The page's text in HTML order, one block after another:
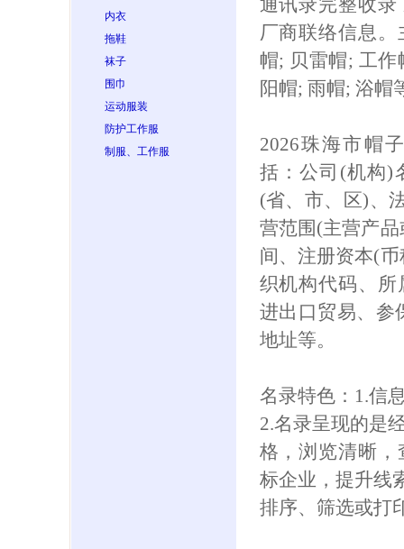
内衣
拖鞋
袜子
围巾
运动服装
防护工作服
制服、工作服
通讯录完整收
厂商联络信息
帽; 贝雷帽; 工
阳帽; 雨帽; 浴帽
2026珠海市帽
括：公司(机构)
(省、市、区)、
营范围(主营产
间、注册资本(
织机构代码、
进出口贸易、参
地址等。
名录特色：1.信
2.名录呈现的是
格，浏览清晰
标企业，提升线
排序、筛选或打